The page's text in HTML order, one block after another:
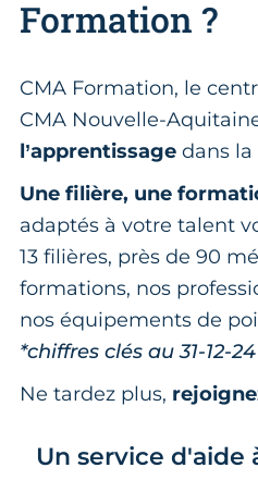
Formation ?
CMA Formation, le
CMA Nouvelle-
l’apprentissage dans la
Une filière, une
adaptés à votre talent
13 filières, près de 90
formations, nos
nos équipements de
*chiffres clés au 31-12-24
Ne tardez plus,
Un service d'aide